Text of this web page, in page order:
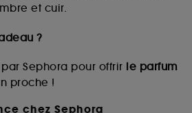
et cuir.
?
Sephora pour offrir le parfum
proche !
chez Sephora